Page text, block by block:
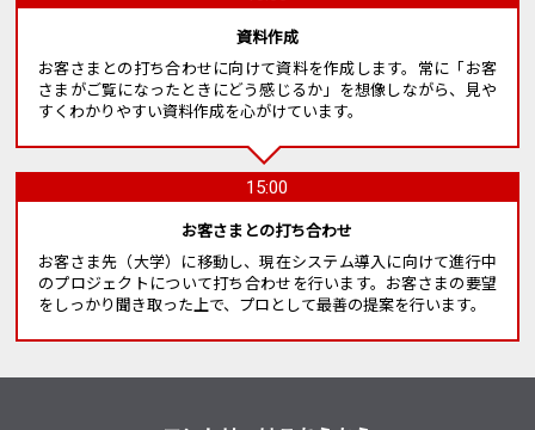
資料作成
お客さまとの打ち合わせに向けて資料を作成します。常に「お客
さまがご覧になったときにどう感じるか」を想像しながら、見や
すくわかりやすい資料作成を心がけています。
15:00
お客さまとの打ち合わせ
お客さま先（大学）に移動し、現在システム導入に向けて進行中
のプロジェクトについて打ち合わせを行います。お客さまの要望
をしっかり聞き取った上で、プロとして最善の提案を行います。